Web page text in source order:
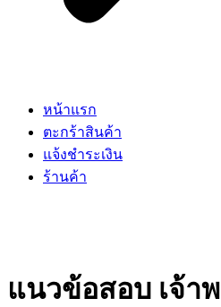
หน้าแรก
ตะกร้าสินค้า
แจ้งชำระเงิน
ร้านค้า
แนวข้อสอบ เจ้า